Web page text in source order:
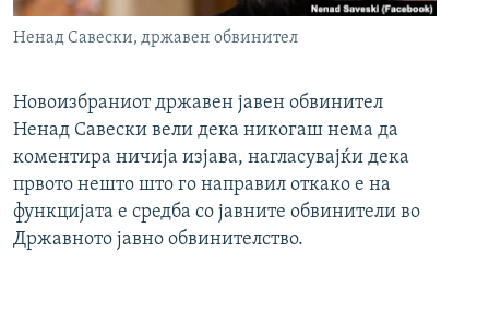
Ненад Савески, државен обвинител
Новоизбраниот државен јавен обвинител
Ненад Савески вели дека никогаш нема да
коментира ничија изјава, нагласувајќи дека
првото нешто што го направил откако е на
функцијата е средба со јавните обвинители во
Државното јавно обвинителство.